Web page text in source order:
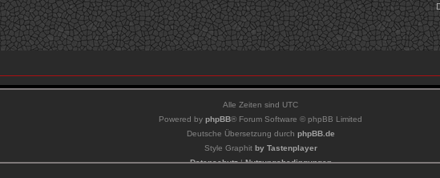
Alle Zeiten sind UTC
Powered by phpBB® Forum Software © phpBB Limited
Deutsche Übersetzung durch phpBB.de
Style Graphit by Tastenplayer
Datenschutz|Nutzungsbedingungen